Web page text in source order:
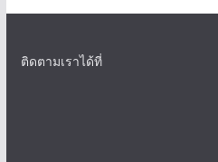
ติดตามเราได้ที่